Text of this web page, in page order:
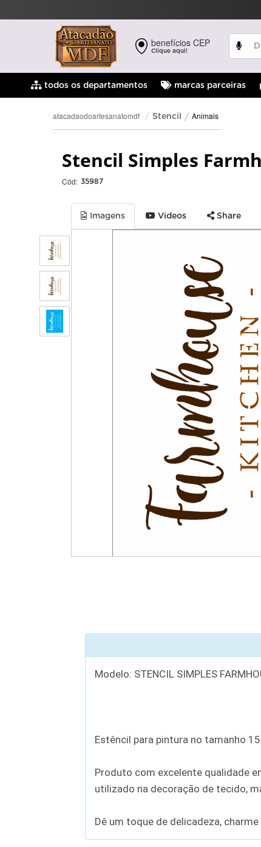
benefícios CEP
Clique aqui!
todos os departamentos marcas parceiras
atacadaodoartesanatomdf Stencil Animais
Stencil Simples
Cód: 35987
Imagens Videos Share
Modelo: STENCIL SIMPLES
Estêncil para pintura no tamanho
Produto com excelente qualidade
utilizado na decoração de tecido,
Dê um toque de delicadeza,